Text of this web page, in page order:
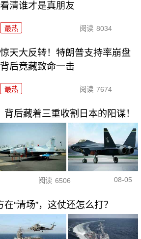
看清谁才是真朋友
最热 阅读 8034
惊天大反转！特朗普支持率崩盘
背后竟藏致命一击
最热 阅读 7674
后藏着三重收割日本的阳谋！
阅读 6506 08-05
“清场”，这仗还怎么打？